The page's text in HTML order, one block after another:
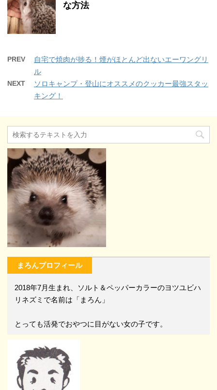
な方法
PREV
自宅で焼肉が捗る！煙がほとんど出ないエーワングリ
ル
NEXT
ソロキャンプ・登山にオススメのクッカー最強スタッ
キング！
まろんプロフィール
2018年7月生まれ、ソルト＆ペッパーカラーのヨツユビハ
リネズミで名前は「まろん」
とっても活発でおやつに目がない女の子です。